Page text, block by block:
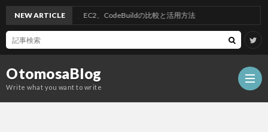
OtomosaBlog
Write what you want to write
NEW ARTICLE
、SQS、EC2、CodeBuildの比較と活用方法